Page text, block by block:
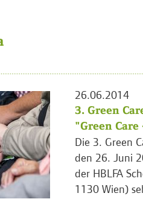
26.06.2014
3. Green
"Green
Die 3. Green
den 26. Juni
der HBLFA
1130 Wien)